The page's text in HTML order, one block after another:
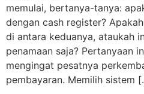
memulai, bertanya-tanya:
dengan cash register?
di antara keduanya, ataukah
penamaan saja? Pertanyaan
mengingat pesatnya
pembayaran. Memilih sistem